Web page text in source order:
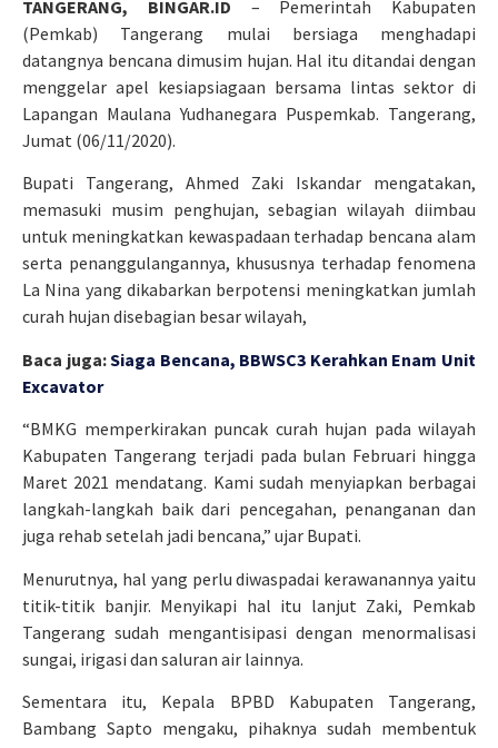
TANGERANG, BINGAR.ID – Pemerintah Kabupaten
(Pemkab) Tangerang mulai bersiaga menghadapi
datangnya bencana dimusim hujan. Hal itu ditandai dengan
menggelar apel kesiapsiagaan bersama lintas sektor di
Lapangan Maulana Yudhanegara Puspemkab. Tangerang,
Jumat (06/11/2020).
Bupati Tangerang, Ahmed Zaki Iskandar mengatakan,
memasuki musim penghujan, sebagian wilayah diimbau
untuk meningkatkan kewaspadaan terhadap bencana alam
serta penanggulangannya, khususnya terhadap fenomena
La Nina yang dikabarkan berpotensi meningkatkan jumlah
curah hujan disebagian besar wilayah,
Baca juga:Siaga Bencana, BBWSC3 Kerahkan Enam Unit
Excavator
“BMKG memperkirakan puncak curah hujan pada wilayah
Kabupaten Tangerang terjadi pada bulan Februari hingga
Maret 2021 mendatang. Kami sudah menyiapkan berbagai
langkah-langkah baik dari pencegahan, penanganan dan
juga rehab setelah jadi bencana,” ujar Bupati.
Menurutnya, hal yang perlu diwaspadai kerawanannya yaitu
titik-titik banjir. Menyikapi hal itu lanjut Zaki, Pemkab
Tangerang sudah mengantisipasi dengan menormalisasi
sungai, irigasi dan saluran air lainnya.
Sementara itu, Kepala BPBD Kabupaten Tangerang,
Bambang Sapto mengaku, pihaknya sudah membentuk